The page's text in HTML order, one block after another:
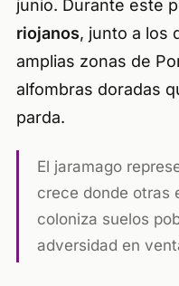
junio. Durante este
riojanos, junto a los
amplias zonas de
alfombras doradas
parda.
El jaramago
crece donde otras
coloniza suelos
adversidad en